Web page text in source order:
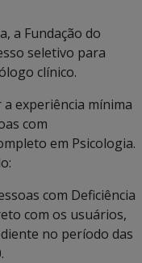
a Fundação do
seletivo para
clínico.
experiência mínima
com
em Psicologia.
com Deficiência
com os usuários,
no período das